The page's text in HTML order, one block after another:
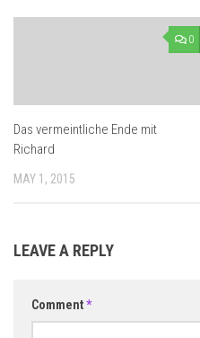
0
Das vermeintliche Ende mit
Richard
MAY 1, 2015
LEAVE A REPLY
Comment*